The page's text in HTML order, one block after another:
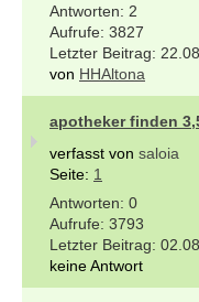
2
3827
von HHAltona
apotheker finden
verfasst von saloia
Seite: 1
0
3793
keine Antwort